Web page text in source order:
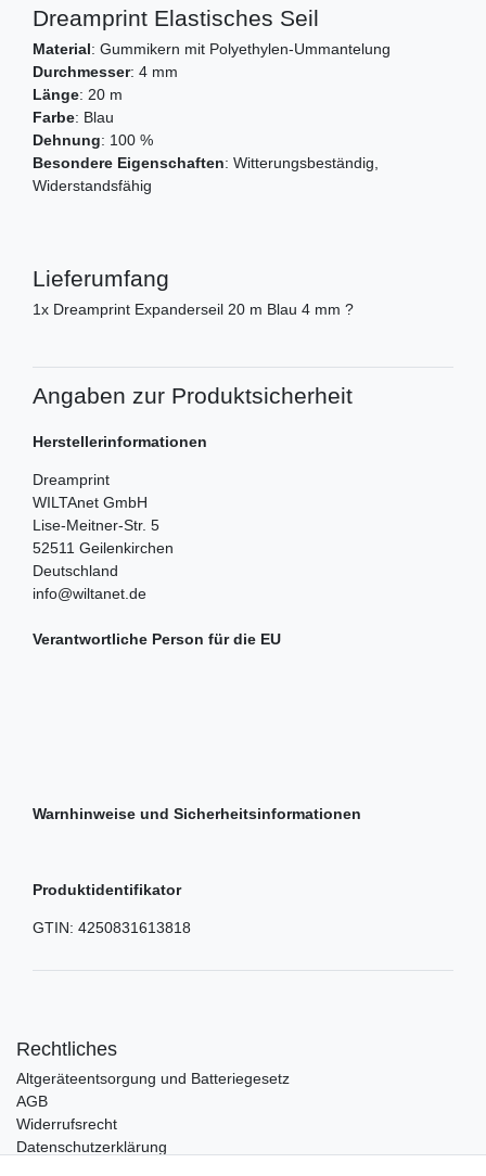
Dreamprint Elastisches Seil
Material: Gummikern mit Polyethylen-Ummantelung
Durchmesser: 4 mm
Länge: 20 m
Farbe: Blau
Dehnung: 100 %
Besondere Eigenschaften: Witterungsbeständig,
Widerstandsfähig
Lieferumfang
1x Dreamprint Expanderseil 20 m Blau 4 mm ?
Angaben zur Produktsicherheit
Herstellerinformationen
Dreamprint
WILTAnet GmbH
Lise-Meitner-Str. 5
52511 Geilenkirchen
Deutschland
info@wiltanet.de
Verantwortliche Person für die EU
Warnhinweise und Sicherheitsinformationen
Produktidentifikator
GTIN: 4250831613818
Rechtliches
Altgeräteentsorgung und Batteriegesetz
AGB
Widerrufsrecht
Datenschutzerklärung